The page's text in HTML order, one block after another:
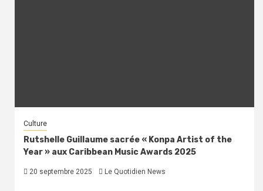
Culture
Rutshelle Guillaume sacrée « Konpa Artist of the
Year » aux Caribbean Music Awards 2025
20 septembre 2025 Le Quotidien News